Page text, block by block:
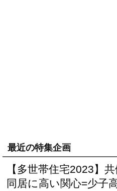
最近の特集企画
【多世帯住宅2023】
同居に高い関心=少子